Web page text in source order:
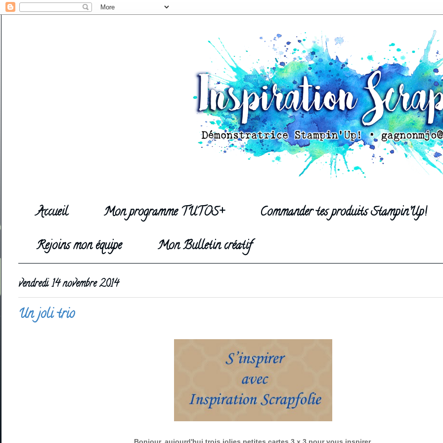
Accueil Mon programme TUTOS+
Commander tes produits Stampin'Up!
Rejoins mon équipe
Mon Bulletin créatif
vendredi 14 novembre 2014
Un joli trio